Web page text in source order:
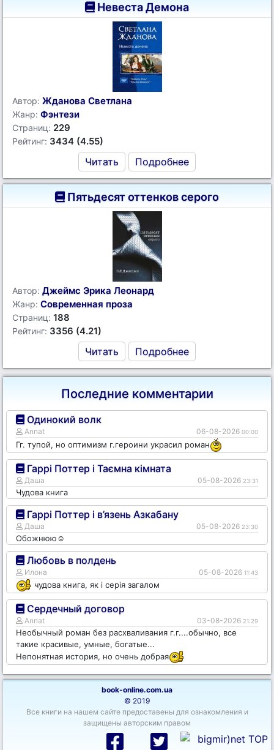
Невеста Демона
Автор: Жданова Светлана
Жанр: Фэнтези
Страниц: 229
Рейтинг: 3434 (4.55)
Читать Подробнее
Пятьдесят оттенков серого
Автор: Джеймс Эрика Леонард
Жанр: Современная проза
Страниц: 188
Рейтинг: 3356 (4.21)
Читать Подробнее
Последние комментарии
Одинокий волк
Annat 06-08-2026 00:00
Гг. тупой, но оптимизм г.героини украсил роман
Гаррі Поттер і Таємна кімната
Даша 05-08-2026 23:31
Чудова книга
Гаррі Поттер і в’язень Азкабану
Даша 05-08-2026 23:30
Обожнюю☺️
Любовь в полдень
Илона 05-08-2026 11:43
чудова книга, як і серія загалом
Сердечный договор
Annat 03-08-2026 21:29
Необычный роман без расхваливания г.г....обычно, все
такие красивые, умные, богатые...
Непонятная история, но очень добрая
book-online.com.ua
© 2019
Все книги на нашем сайте предоставены для ознакомления и
защищены авторским правом